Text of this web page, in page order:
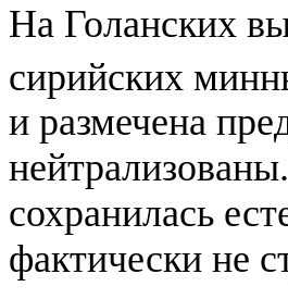
На Голанских
сирийских
и размечена
сохранилась
фактически не